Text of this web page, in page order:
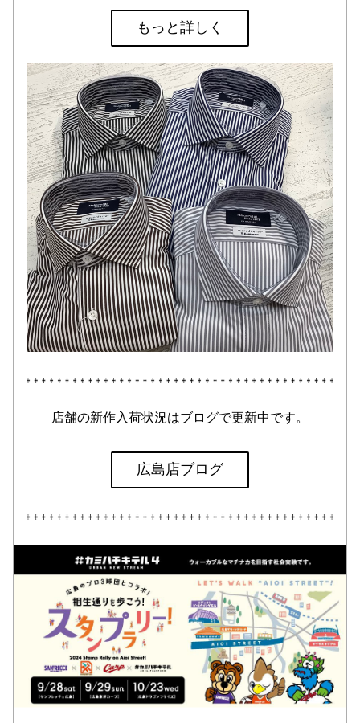
もっと詳しく
店舗の新作入荷状況はブログで更新中です。
広島店ブログ